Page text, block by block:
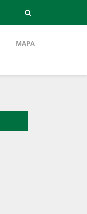
MAPA